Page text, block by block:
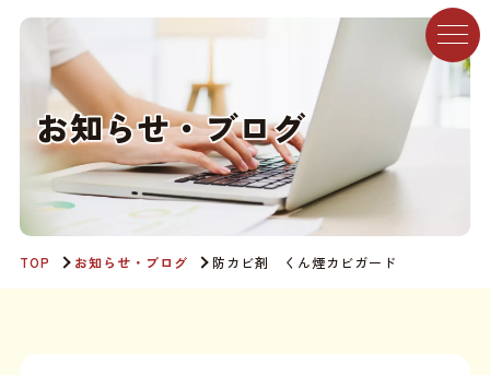
お知らせ・ブログ
TOP お知らせ・ブログ 防カビ剤 くん煙カビガード